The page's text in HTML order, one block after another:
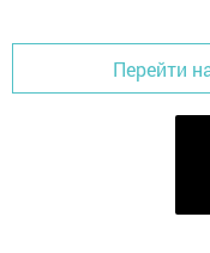
Перейти